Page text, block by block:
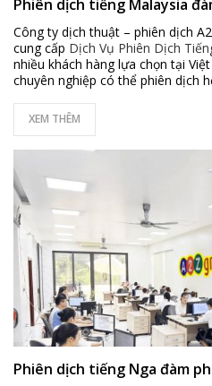
Phiên dịch tiếng Malaysia
Công ty dịch thuật – phiên dịch
cung cấp Dịch Vụ Phiên Dịch
nhiều khách hàng lựa chọn tại
chuyên nghiệp có thể phiên dịch
XEM THÊM
Phiên dịch tiếng Nga đàm